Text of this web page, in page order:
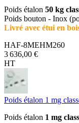
Poids étalon 50 kg
Poids bouton - Inox
Livré avec étui en
HAF-8MEHM260
3 636,00 €
HT
Poids étalon 1 mg
Poids étalon 1 mg